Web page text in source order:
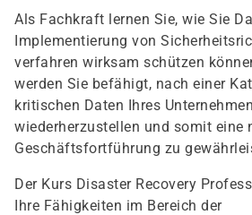
Als Fachkraft lernen Sie, wie Sie
Implementierung von
verfahren wirksam schützen
werden Sie befähigt, nach einer
kritischen Daten Ihres
wiederherzustellen und somit eine
Geschäftsfortführung zu
Der Kurs Disaster Recovery
Ihre Fähigkeiten im Bereich der